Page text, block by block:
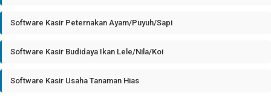
Software Kasir Peternakan Ayam/Puyuh/Sapi
Software Kasir Budidaya Ikan Lele/Nila/Koi
Software Kasir Usaha Tanaman Hias